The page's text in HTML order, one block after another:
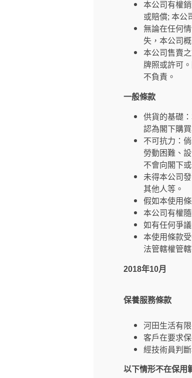
本公司有權
或賠償; 本公
無論在任何
失，本公司概
本公司售賣
牌照或許可
不負責。
一般條款
供貨的基礎
認為閣下購
不可抗力：
勞動困難、
不會向閣下
未得本公司
其他人等。
假如本使用
本公司有權
如有任何爭
本使用條款
法管轄權管轄
2018年10月
保養服務條款
河田生活有
客戶在要求
經技術員判
以下情形不在保用